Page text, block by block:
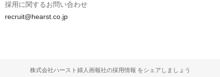
採用に関するお問い合わせ
recruit@hearst.co.jp
株式会社ハースト婦人画報社の採用情報 をシェアしましょう